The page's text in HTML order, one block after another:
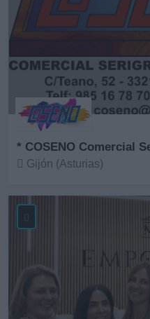
* COSENO Comercial
Gijón (Asturias)